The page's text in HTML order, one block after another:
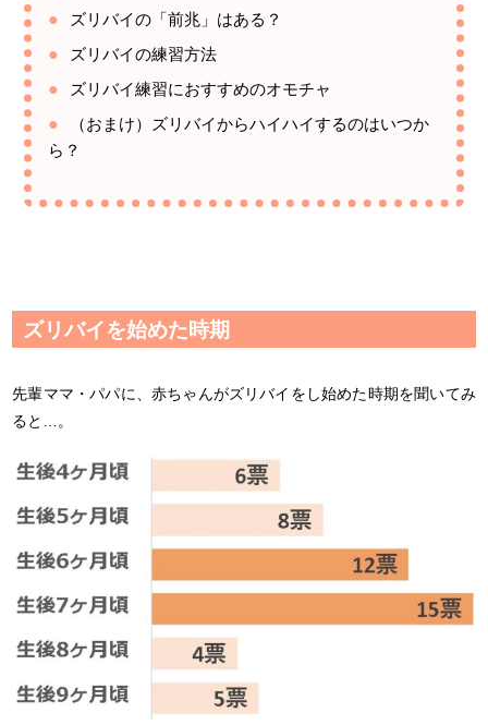
ズリバイの「前兆」はある？
ズリバイの練習方法
ズリバイ練習におすすめのオモチャ
（おまけ）ズリバイからハイハイするのはいつか
ら？
ズリバイを始めた時期
先輩ママ・パパに、赤ちゃんがズリバイをし始めた時期を聞いてみ
ると…。